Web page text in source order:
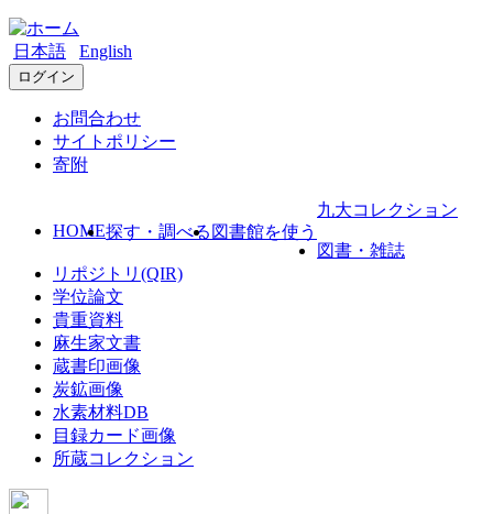
日本語 English
ログイン
お問合わせ
サイトポリシー
寄附
HOME探す・調べる 図書館を使う
九大コレクション
図書・雑誌
リポジトリ(QIR)
学位論文
貴重資料
麻生家文書
蔵書印画像
炭鉱画像
水素材料DB
目録カード画像
所蔵コレクション